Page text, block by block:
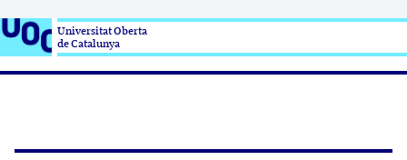
Universitat Oberta
de Catalunya